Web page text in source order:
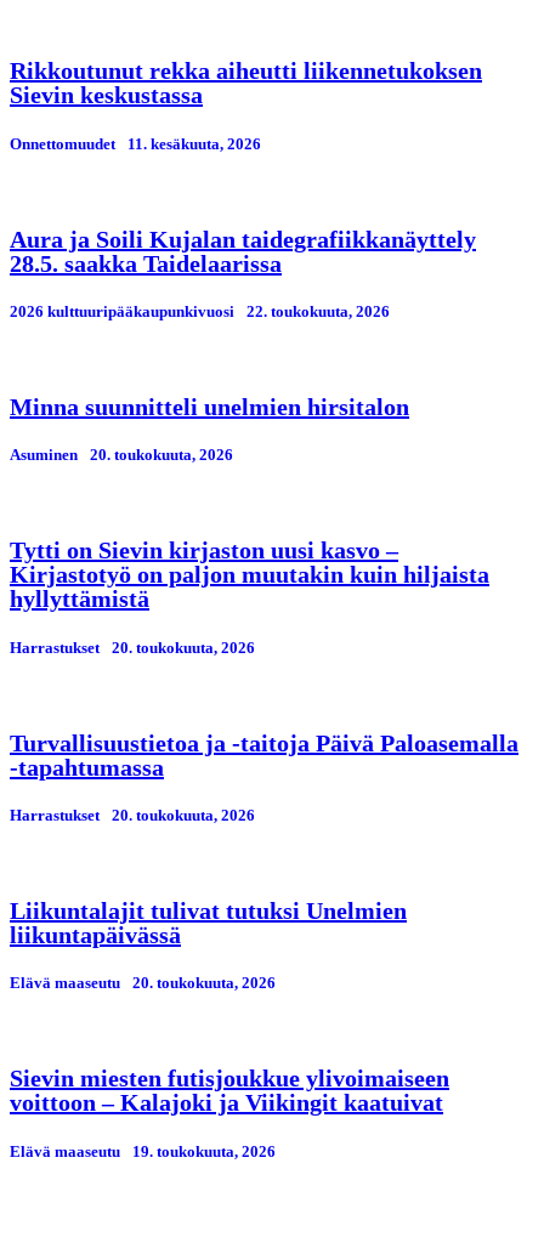
Rikkoutunut rekka aiheutti liikennetukoksen
Sievin keskustassa
Onnettomuudet 11. kesäkuuta, 2026
Aura ja Soili Kujalan taidegrafiikkanäyttely
28.5. saakka Taidelaarissa
2026 kulttuuripääkaupunkivuosi 22. toukokuuta, 2026
Minna suunnitteli unelmien hirsitalon
Asuminen 20. toukokuuta, 2026
Tytti on Sievin kirjaston uusi kasvo –
Kirjastotyö on paljon muutakin kuin hiljaista
hyllyttämistä
Harrastukset 20. toukokuuta, 2026
Turvallisuustietoa ja -taitoja Päivä Paloasemalla
-tapahtumassa
Harrastukset 20. toukokuuta, 2026
Liikuntalajit tulivat tutuksi Unelmien
liikuntapäivässä
Elävä maaseutu 20. toukokuuta, 2026
Sievin miesten futisjoukkue ylivoimaiseen
voittoon – Kalajoki ja Viikingit kaatuivat
Elävä maaseutu 19. toukokuuta, 2026